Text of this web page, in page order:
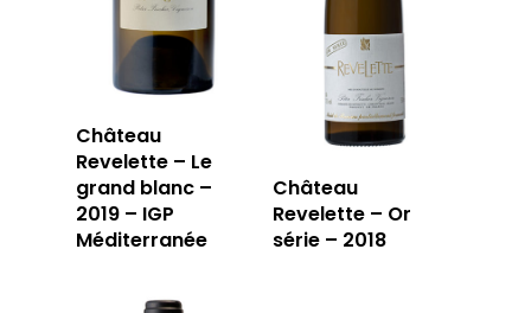
Château
Revelette – Le
grand blanc –
2019 – IGP
Méditerranée
Château
Revelette – Or
série – 2018